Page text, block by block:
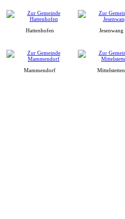
Hattenhofen Jesenwang
Mammendorf Mittelstetten